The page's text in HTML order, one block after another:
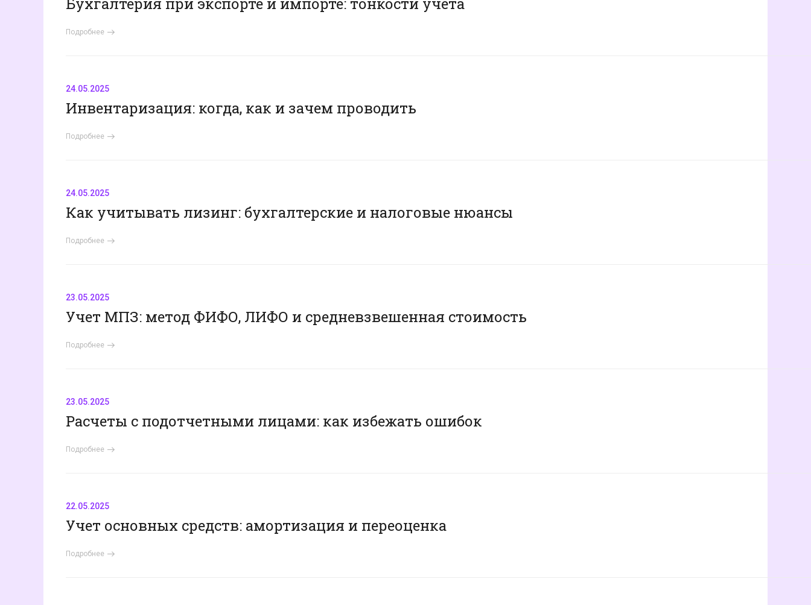
Подробнее
24.05.2025
Инвентаризация: когда, как и зачем проводить
Подробнее
24.05.2025
Как учитывать лизинг: бухгалтерские и налоговые нюансы
Подробнее
23.05.2025
Учет МПЗ: метод ФИФО, ЛИФО и средневзвешенная стоимость
Подробнее
23.05.2025
Расчеты с подотчетными лицами: как избежать ошибок
Подробнее
22.05.2025
Учет основных средств: амортизация и переоценка
Подробнее